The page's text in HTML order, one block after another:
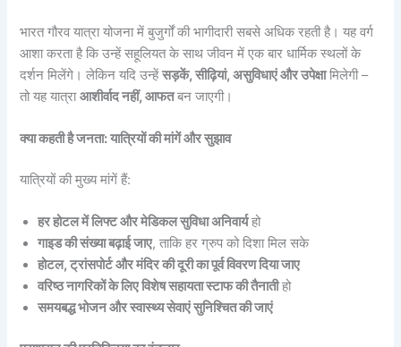
भारत गौरव यात्रा योजना में बुजुर्गों की भागीदारी सबसे अधिक रहती है। यह वर्ग
आशा करता है कि उन्हें सहूलियत के साथ जीवन में एक बार धार्मिक स्थलों के
दर्शन मिलेंगे। लेकिन यदि उन्हेंसड़कें, सीढ़ियां, असुविधाएं और उपेक्षामिलेगी –
तो यह यात्राआशीर्वाद नहीं, आफतबन जाएगी।
क्या कहती है जनता: यात्रियों की मांगें और सुझाव
यात्रियों की मुख्य मांगें हैं:
हर होटल में लिफ्ट और मेडिकल सुविधा अनिवार्यहो
गाइड की संख्या बढ़ाई जाए, ताकि हर ग्रुप को दिशा मिल सके
होटल, ट्रांसपोर्ट और मंदिर की दूरी का पूर्व विवरण दिया जाए
वरिष्ठ नागरिकों के लिए विशेष सहायता स्टाफ की तैनातीहो
समयबद्ध भोजन और स्वास्थ्य सेवाएं सुनिश्चित की जाएं